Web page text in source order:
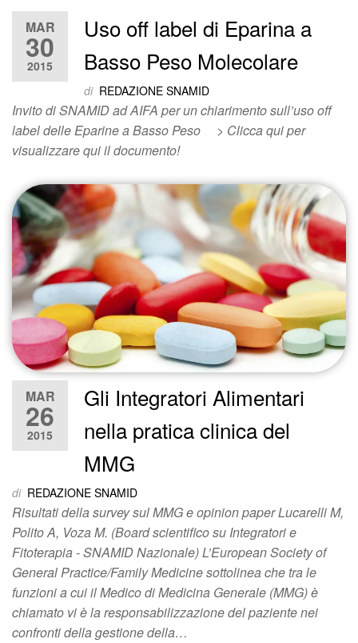
MAR
30
2015
Uso off label di Eparina a
Basso Peso Molecolare
di REDAZIONE SNAMID
Invito di SNAMID ad AIFA per un chiarimento sull’uso off
label delle Eparine a Basso Peso > Clicca qui per
visualizzare qui il documento!
MAR
26
2015
Gli Integratori Alimentari
nella pratica clinica del
MMG
di REDAZIONE SNAMID
Risultati della survey sul MMG e opinion paper Lucarelli M,
Polito A, Voza M. (Board scientifico su Integratori e
Fitoterapia ‐ SNAMID Nazionale) L’European Society of
General Practice/Family Medicine sottolinea che tra le
funzioni a cui il Medico di Medicina Generale (MMG) è
chiamato vi è la responsabilizzazione del paziente nei
confronti della gestione della…